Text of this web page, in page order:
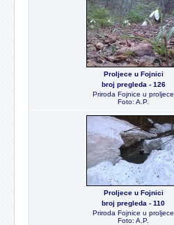
Proljece u Fojnici
broj pregleda - 126
Priroda Fojnice u proljece
Foto: A.P.
Proljece u Fojnici
broj pregleda - 110
Priroda Fojnice u proljece
Foto: A.P.